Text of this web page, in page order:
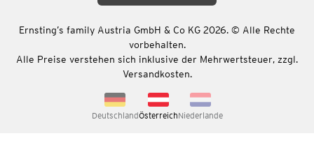
Ernsting’s family Austria GmbH & Co KG 2026. © Alle Rechte
vorbehalten.
Alle Preise verstehen sich inklusive der Mehrwertsteuer, zzgl.
Versandkosten.
DeutschlandÖsterreichNiederlande